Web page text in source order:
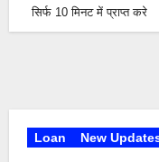
सिर्फ 10 मिनट में प्राप्त करे
Loan New